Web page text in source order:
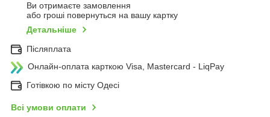
Ви отримаєте замовлення
або гроші повернуться на вашу картку
Детальніше
Післяплата
Онлайн-оплата карткою Visa, Mastercard - LiqPay
Готівкою по місту Одесі
Всі умови оплати